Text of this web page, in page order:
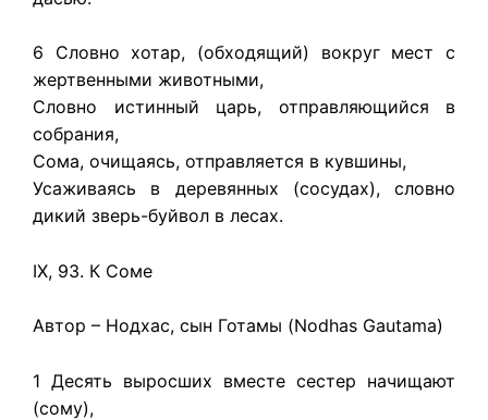
6 Словно хотар, (обходящий) вокруг мест с
жертвенными животными,
Словно истинный царь, отправляющийся в
собрания,
Сома, очищаясь, отправляется в кувшины,
Усаживаясь в деревянных (сосудах), словно
дикий зверь-буйвол в лесах.
IX, 93. К Соме
Автор – Нодхас, сын Готамы (Nodhas Gautama)
1 Десять выросших вместе сестер начищают
(сому),